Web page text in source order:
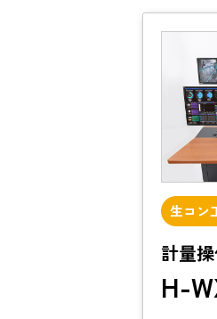
生コン
計量
H-